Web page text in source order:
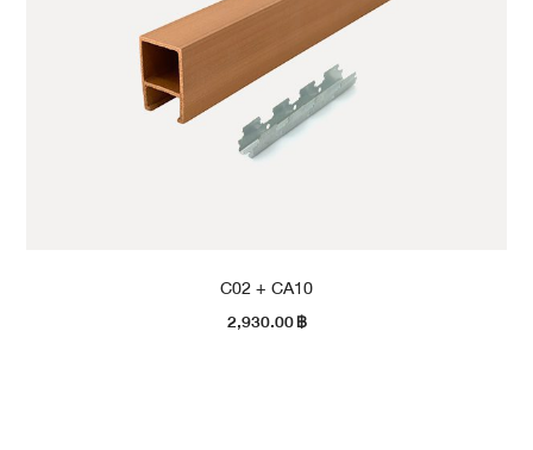
C02 + CA10
2,930.00฿